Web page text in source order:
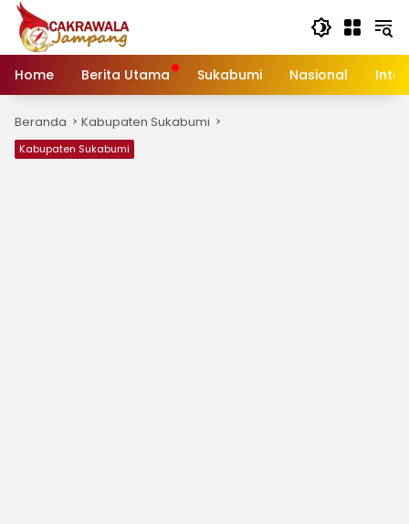
Langsung
konten
Home
Berita Utama Sukabumi Nasional
Beranda Kabupaten Sukabumi
Kabupaten Sukabumi